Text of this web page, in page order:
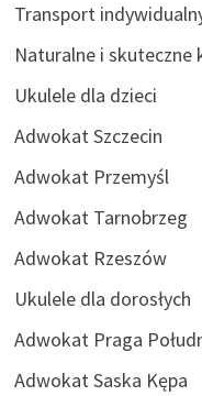
Transport
Naturalne i
Ukulele dla dzieci
Adwokat Szczecin
Adwokat Przemyśl
Adwokat Tarnobrzeg
Adwokat Rzeszów
Ukulele dla dorosłych
Adwokat Praga
Adwokat Saska Kępa